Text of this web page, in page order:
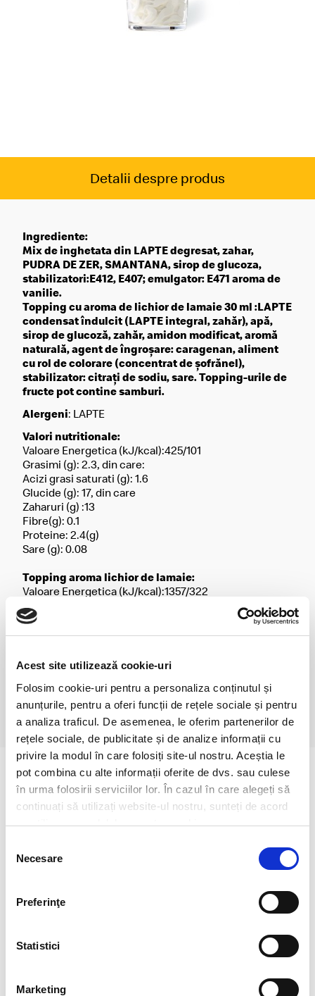
Acest site utilizează cookie-uri
Folosim cookie-uri pentru a personaliza conținutul și
anunțurile, pentru a oferi funcții de rețele sociale și pentru
a analiza traficul. De asemenea, le oferim partenerilor de
rețele sociale, de publicitate și de analize informații cu
privire la modul în care folosiți site-ul nostru. Aceștia le
pot combina cu alte informații oferite de dvs. sau culese
în urma folosirii serviciilor lor. În cazul în care alegeți să
continuați să utilizați website-ul nostru, sunteți de acord
cu utilizarea modulelor noastre cookie.
consimțământului
Necesare
Preferinţe
Statistici
Marketing
Detalii despre produs
Ingrediente:
Mix de inghetata din LAPTE degresat, zahar,
PUDRA DE ZER, SMANTANA, sirop de glucoza,
stabilizatori:E412, E407; emulgator: E471 aroma de
vanilie.
Topping cu aroma de lichior de lamaie 30 ml :LAPTE
condensat îndulcit (LAPTE integral, zahăr), apă,
sirop de glucoză, zahăr, amidon modificat, aromă
naturală, agent de îngroșare: caragenan, aliment
cu rol de colorare (concentrat de șofrănel),
stabilizator: citrați de sodiu, sare. Topping-urile de
fructe pot contine samburi.
Alergeni: LAPTE
Valori nutritionale:
Valoare Energetica (kJ/kcal):425/101
Grasimi (g): 2.3, din care:
Acizi grasi saturati (g): 1.6
Glucide (g): 17, din care
Zaharuri (g) :13
Fibre(g): 0.1
Proteine: 2.4(g)
Sare (g): 0.08
Topping aroma lichior de lamaie:
Valoare Energetica (kJ/kcal):1357/322
Grasimi (g): 7
din care: Acizi grasi saturati (g): 4.9
Glucide (g): 58, din care
Fibre(g): 0
Sare (g): 0.40
Biscoff® McFlurry®
McFlurry® Pecan